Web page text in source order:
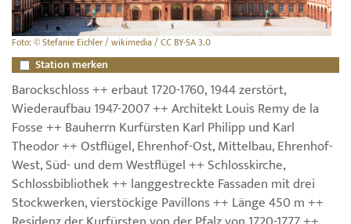
Foto: © Stefanie Eichler / wikimedia / CC BY-SA 3.0
Station merken
Barockschloss ++ erbaut 1720-1760, 1944 zerstört,
Wiederaufbau 1947-2007 ++ Architekt Louis Remy de la
Fosse ++ Bauherrn Kurfürsten Karl Philipp und Karl
Theodor ++ Ostflügel, Ehrenhof-Ost, Mittelbau, Ehrenhof-
West, Süd- und dem Westflügel ++ Schlosskirche,
Schlossbibliothek ++ langgestreckte Fassaden mit drei
Stockwerken, vierstöckige Pavillons ++ Länge 450 m ++